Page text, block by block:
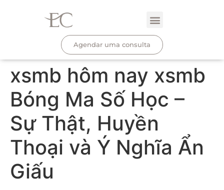
Agendar uma consulta
xsmb hôm nay xsmb
Bóng Ma Số Học –
Sự Thật, Huyền
Thoại và Ý Nghĩa Ẩn
Giấu